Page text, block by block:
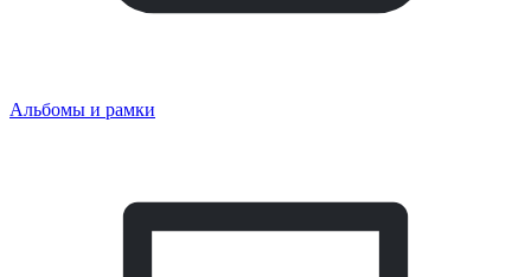
Альбомы и рамки